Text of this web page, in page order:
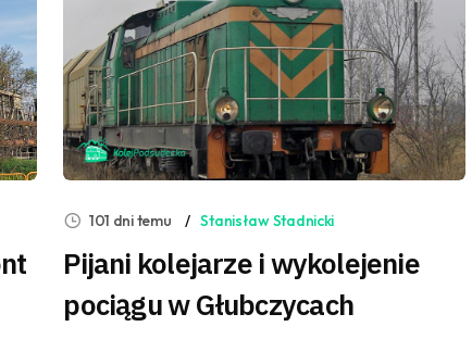
101 dni temu Stanisław Stadnicki
Pijani kolejarze i wykolejenie
pociągu w Głubczycach